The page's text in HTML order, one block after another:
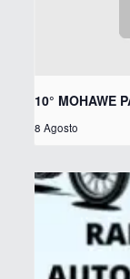
10° MOHAWE
8 Agosto